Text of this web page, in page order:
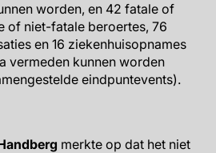
worden, en 42 fatale of
of niet-fatale beroertes, 76
en 16 ziekenhuisopnames
vermeden kunnen worden
eindpuntevents).
merkte op dat het niet